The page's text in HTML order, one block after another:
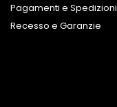
Pagamenti e Spedizioni
Recesso e Garanzie